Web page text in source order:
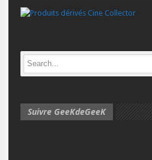
Suivre GeeKdeGeeK